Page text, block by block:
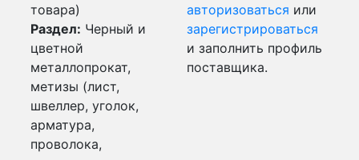
товара)
Раздел: Черный и
цветной
металлопрокат,
метизы (лист,
швеллер, уголок,
арматура,
проволока,
авторизоваться или
зарегистрироваться
и заполнить профиль
поставщика.